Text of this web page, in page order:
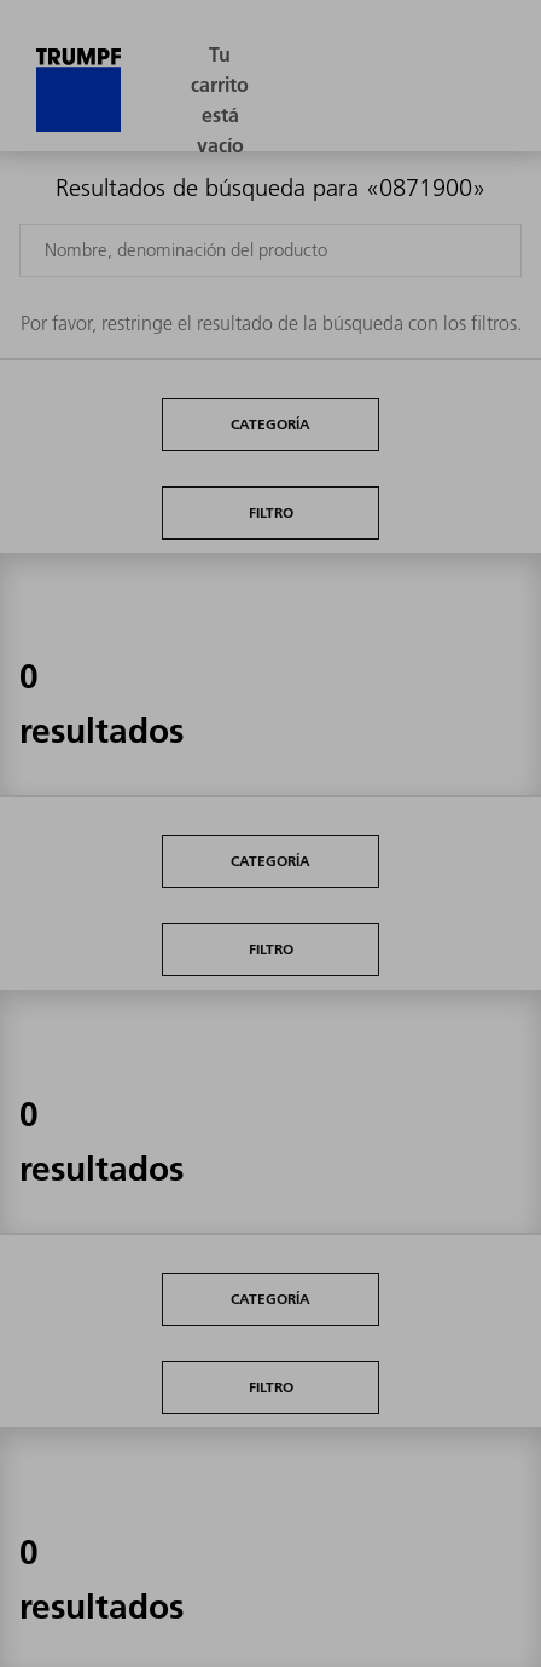
Resultados de búsqueda para «0871900»
Por favor, restringe el resultado de la búsqueda con los filtros.
CATEGORÍA
FILTRO
0
resultados
CATEGORÍA
FILTRO
0
resultados
CATEGORÍA
FILTRO
0
resultados